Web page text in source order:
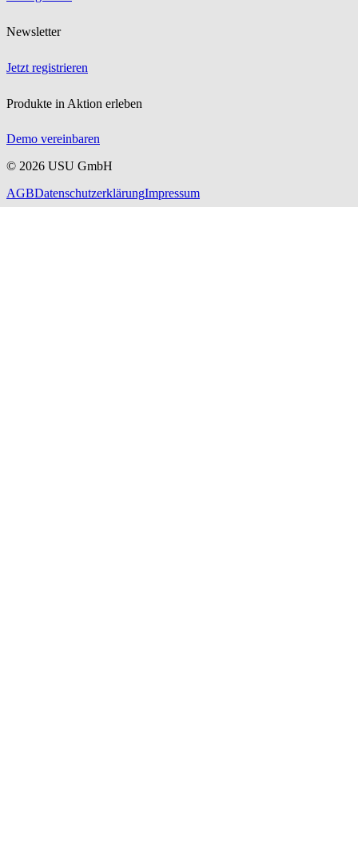
Newsletter
Jetzt registrieren
Produkte in Aktion erleben
Demo vereinbaren
© 2026 USU GmbH
AGBDatenschutzerklärungImpressum